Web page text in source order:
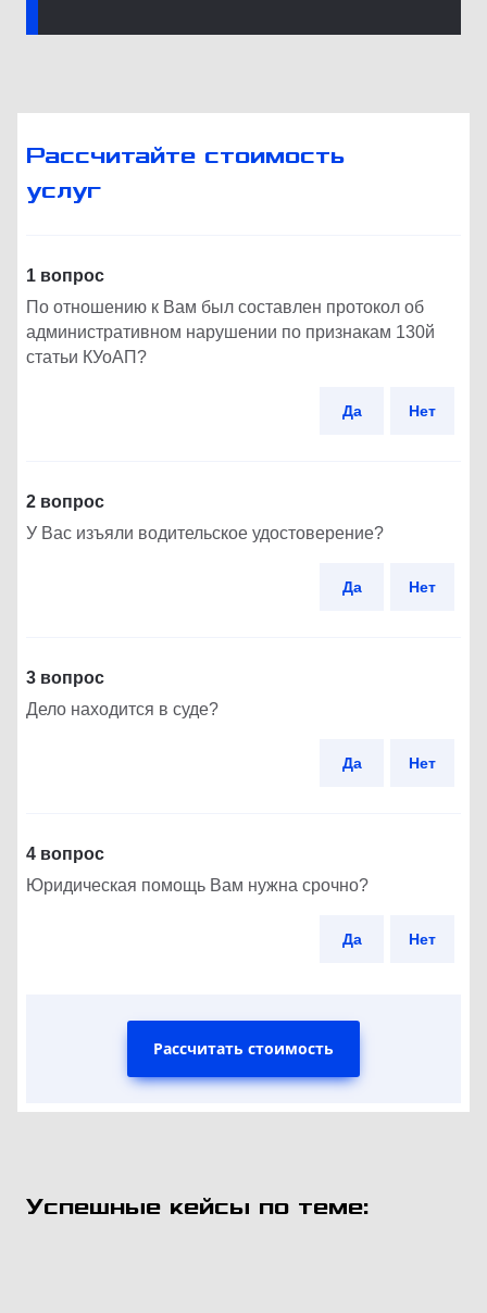
Рассчитайте стоимость
услуг
1 вопрос
По отношению к Вам был составлен протокол об
административном нарушении по признакам 130й
статьи КУоАП?
Да Нет
2 вопрос
У Вас изъяли водительское удостоверение?
Да Нет
3 вопрос
Дело находится в суде?
Да Нет
4 вопрос
Юридическая помощь Вам нужна срочно?
Да Нет
Рассчитать стоимость
Успешные кейсы по теме: